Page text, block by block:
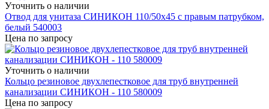
Уточнить о наличии
Отвод для унитаза СИНИКОН 110/50х45 с правым патрубком,
белый 540003
Цена по запросу
Уточнить о наличии
Кольцо резиновое двухлепестковое для труб внутренней
канализации СИНИКОН - 110 580009
Цена по запросу